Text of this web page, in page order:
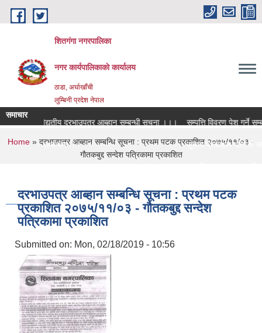
Skip to main content
शितगंगा नगरपालिका
नगर कार्यपालिकाकाे कार्यालय
ठाडा, अर्घाखाँची
लुम्बिनी प्रदेश नेपाल
समाचार
लागि विद्युतीय दरभाउपत्र आब्हान सम्बन्धी सूचना ।।।
सम्पत्ति विवरण पेश गर्ने
सरुवा सम्बन्धमा ।।। सूचना प्रकाशन गरिएको
You are here
Home » दरभाउपत्र आब्हान सम्बन्धि सूचना : प्रथम पटक प्रकाशित २०७५/११/०३ -
गाैतकबुद्द सन्देश पत्रिकामा प्रकाशित
दरभाउपत्र आब्हान सम्बन्धि सूचना : प्रथम पटक
प्रकाशित २०७५/११/०३ - गाैतकबुद्द सन्देश
पत्रिकामा प्रकाशित
Submitted on: Mon, 02/18/2019 - 10:56